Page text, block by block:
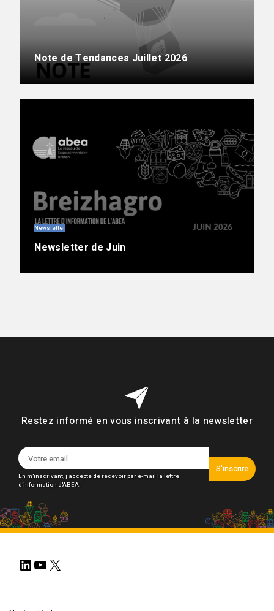
Note de Tendances Juillet 2026
Newsletter
Newsletter de Juin
Restez informé en vous inscrivant à la newsletter
En m'inscrivant, j'accepte de recevoir par e-mail la lettre
d'information d'ABEA.
S'inscrire
LinkedIn
YouTube
X